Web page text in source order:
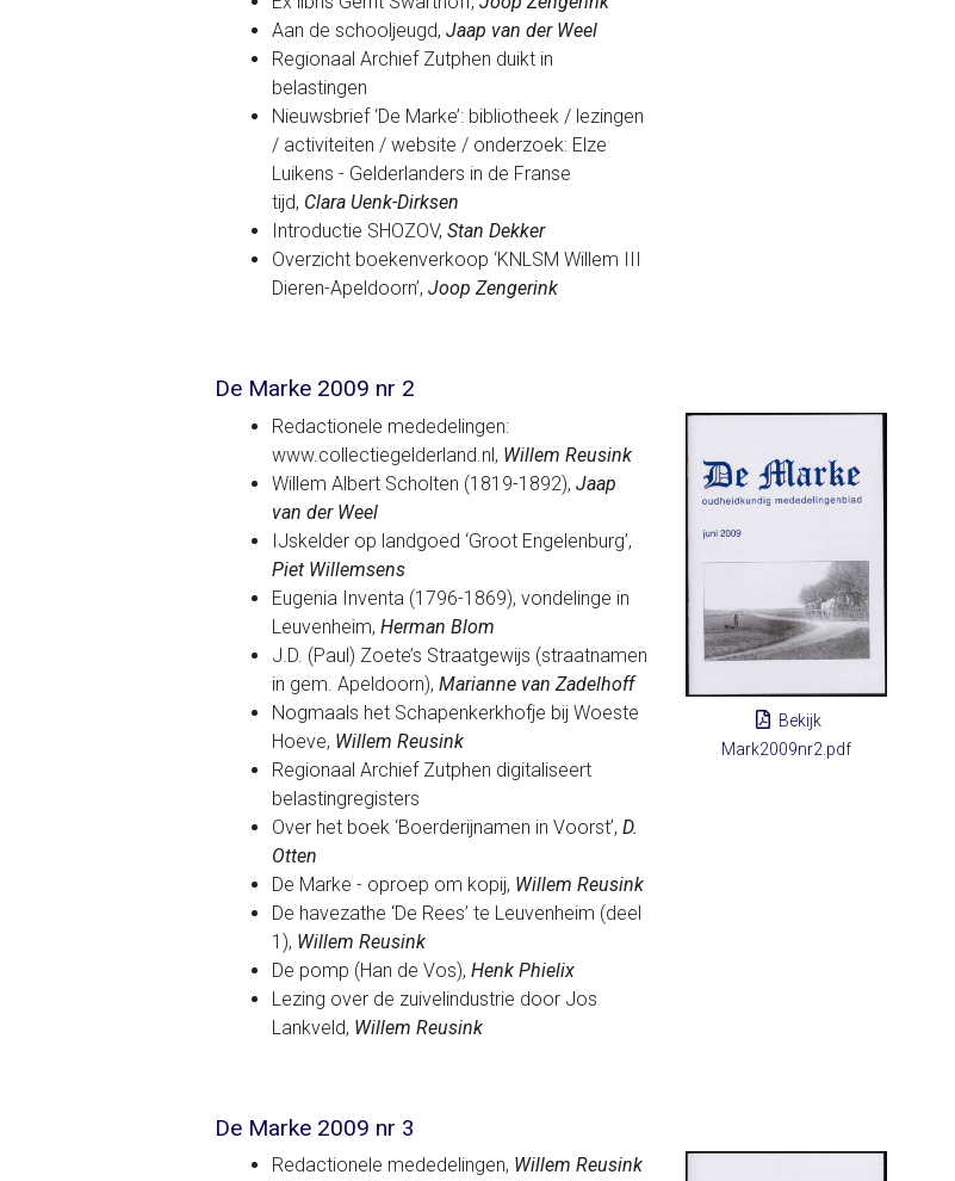
Aan de schooljeugd, Jaap van der Weel
Regionaal Archief Zutphen duikt in
belastingen
Nieuwsbrief ‘De Marke’: bibliotheek / lezingen
/ activiteiten / website / onderzoek: Elze
Luikens - Gelderlanders in de Franse
tijd, Clara Uenk-Dirksen
Introductie SHOZOV, Stan Dekker
Overzicht boekenverkoop ‘KNLSM Willem III
Dieren-Apeldoorn’, Joop Zengerink
De Marke 2009 nr 2
Bekijk
Mark2009nr2.pdf
Redactionele mededelingen:
www.collectiegelderland.nl, Willem Reusink
Willem Albert Scholten (1819-1892), Jaap
van der Weel
IJskelder op landgoed ‘Groot Engelenburg’,
Piet Willemsens
Eugenia Inventa (1796-1869), vondelinge in
Leuvenheim, Herman Blom
J.D. (Paul) Zoete’s Straatgewijs (straatnamen
in gem. Apeldoorn), Marianne van Zadelhoff
Nogmaals het Schapenkerkhofje bij Woeste
Hoeve, Willem Reusink
Regionaal Archief Zutphen digitaliseert
belastingregisters
Over het boek ‘Boerderijnamen in Voorst’, D.
Otten
De Marke - oproep om kopij, Willem Reusink
De havezathe ‘De Rees’ te Leuvenheim (deel
1), Willem Reusink
De pomp (Han de Vos), Henk Phielix
Lezing over de zuivelindustrie door Jos
Lankveld, Willem Reusink
De Marke 2009 nr 3
Redactionele mededelingen, Willem Reusink